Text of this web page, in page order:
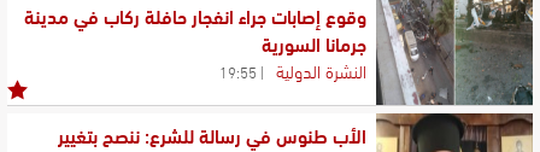
وقوع إصابات جراء انفجار حافلة ركاب في مدينة
جرمانا السورية
النشرة الدولية 19:55
الأب طنوس في رسالة للشرع: ننصح بتغيير